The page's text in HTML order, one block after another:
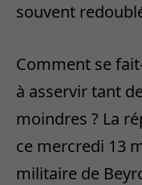
souvent
Comment se
à asservir tant
moindres ? La
ce mercredi 13
militaire de